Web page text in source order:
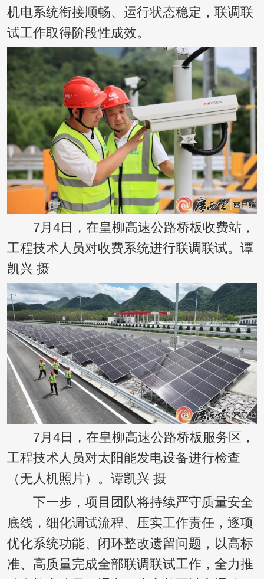
机电系统衔接顺畅、运行状态稳定，联调联
试工作取得阶段性成效。
7月4日，在皇柳高速公路桥板收费站，
工程技术人员对收费系统进行联调联试。谭
凯兴 摄
7月4日，在皇柳高速公路桥板服务区，
工程技术人员对太阳能发电设备进行检查
（无人机照片）。谭凯兴 摄
下一步，项目团队将持续严守质量安全
底线，细化调试流程、压实工作责任，逐项
优化系统功能、闭环整改遗留问题，以高标
准、高质量完成全部联调联试工作，全力推